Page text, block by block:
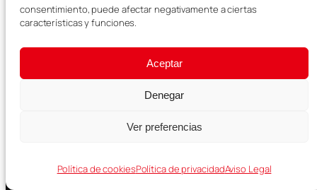
consentimiento, puede afectar negativamente a ciertas
características y funciones.
Aceptar
Denegar
Ver preferencias
Política de cookiesPolítica de privacidadAviso Legal
Traslados
Almacenamiento Equipaje